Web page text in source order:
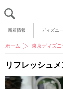
新着情報 ディズニ
ホーム 東京ディズニ
リフレッシュ